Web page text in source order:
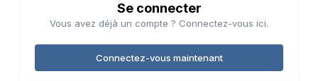
Se connecter
Vous avez déjà un compte ? Connectez-vous ici.
Connectez-vous maintenant